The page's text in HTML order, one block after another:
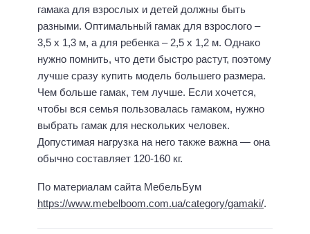
гамака для взрослых и детей должны быть
разными. Оптимальный гамак для взрослого –
3,5 х 1,3 м, а для ребенка – 2,5 х 1,2 м. Однако
нужно помнить, что дети быстро растут, поэтому
лучше сразу купить модель большего размера.
Чем больше гамак, тем лучше. Если хочется,
чтобы вся семья пользовалась гамаком, нужно
выбрать гамак для нескольких человек.
Допустимая нагрузка на него также важна — она
обычно составляет 120-160 кг.
По материалам сайта МебельБум
https://www.mebelboom.com.ua/category/gamaki/.